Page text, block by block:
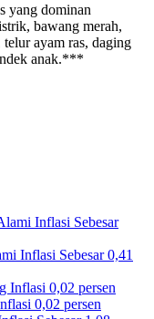
yang dominan
bawang merah,
ayam ras, daging
anak.***
Inflasi Sebesar 0,41
0,02 persen